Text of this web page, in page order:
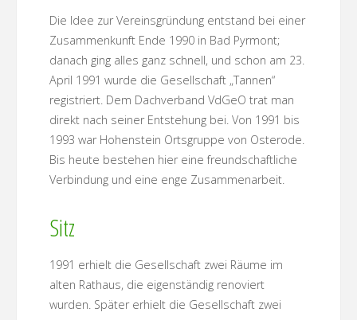
Die Idee zur Vereinsgründung entstand bei einer
Zusammenkunft Ende 1990 in Bad Pyrmont;
danach ging alles ganz schnell, und schon am 23.
April 1991 wurde die Gesellschaft „Tannen“
registriert. Dem Dachverband VdGeO trat man
direkt nach seiner Entstehung bei. Von 1991 bis
1993 war Hohenstein Ortsgruppe von Osterode.
Bis heute bestehen hier eine freundschaftliche
Verbindung und eine enge Zusammenarbeit.
Sitz
1991 erhielt die Gesellschaft zwei Räume im
alten Rathaus, die eigenständig renoviert
wurden. Später erhielt die Gesellschaft zwei